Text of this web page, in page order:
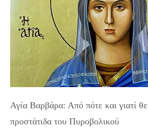
Αγία Βαρβάρα: Από πότε και γιατί
προστάτιδα του Πυροβολικού